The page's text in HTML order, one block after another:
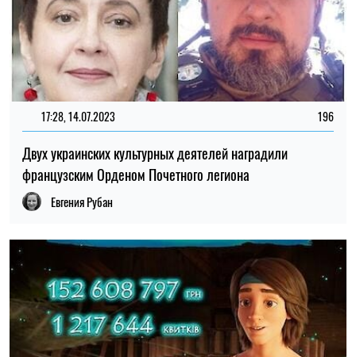
17:28, 14.07.2023 196
Двух украинских культурных деятелей наградили
французским Орденом Почетного легиона
Евгения Рубан